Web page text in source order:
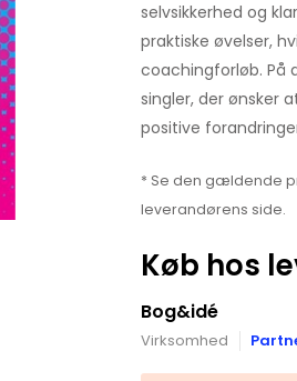
selvsikkerhed og
praktiske øvelser,
coachingforløb. På
singler, der ønsker
positive
* Se den gældende
leverandørens side.
Køb hos
Bog&idé
Virksomhed